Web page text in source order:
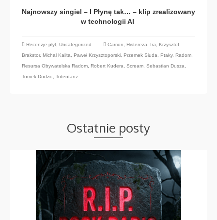
Najnowszy singiel – I Płynę tak… – klip zrealizowany
w technologii AI
Recenzje płyt Uncategorized Carrion Histereza Ira
Krzysztof
Brakstor, Michal Kalita Paweł Krzysztoporski Przemek Siuda Ptaky, Radom
Resursa Obywatelska Radom Robert Kudera Scream Sebastian Dusza
Tomek Dudzic Totentanz
Ostatnie posty